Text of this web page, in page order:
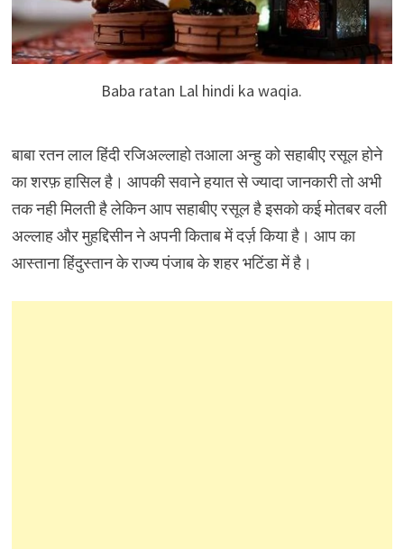
Baba ratan Lal hindi ka waqia.
बाबा रतन लाल हिंदी रजिअल्लाहो तआला अन्हु को सहाबीए रसूल होने
का शरफ़ हासिल है। आपकी सवाने हयात से ज्यादा जानकारी तो अभी
तक नही मिलती है लेकिन आप सहाबीए रसूल है इसको कई मोतबर वली
अल्लाह और मुहद्दिसीन ने अपनी किताब में दर्ज़ किया है। आप का
आस्ताना हिंदुस्तान के राज्य पंजाब के शहर भटिंडा में है।